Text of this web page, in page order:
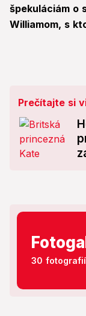
špekuláciám o
Williamom, s
Prečítajte si
30 fotografií